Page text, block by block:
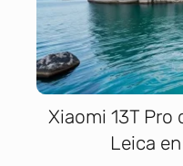
Xiaomi 13T
Leica